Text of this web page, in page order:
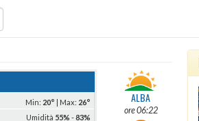
Min: 20° | Max: 26°
Umidità 55%-83%
ALBA
ore 06:22